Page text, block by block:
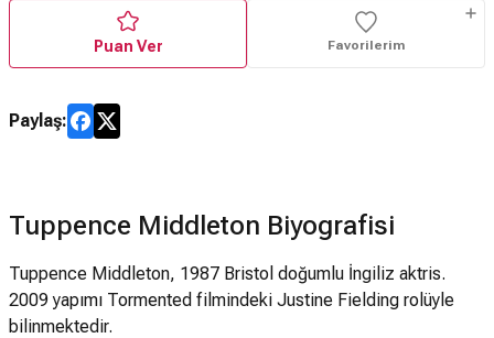
Puan Ver Favorilerim
Paylaş:
Tuppence Middleton Biyografisi
Tuppence Middleton, 1987 Bristol doğumlu İngiliz aktris.
2009 yapımı Tormented filmindeki Justine Fielding rolüyle
bilinmektedir.